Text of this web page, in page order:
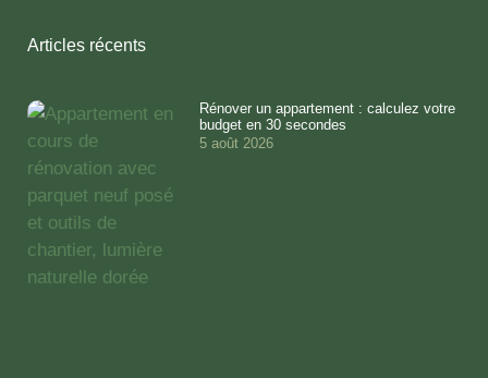
Articles récents
Rénover un appartement : calculez votre
budget en 30 secondes
5 août 2026